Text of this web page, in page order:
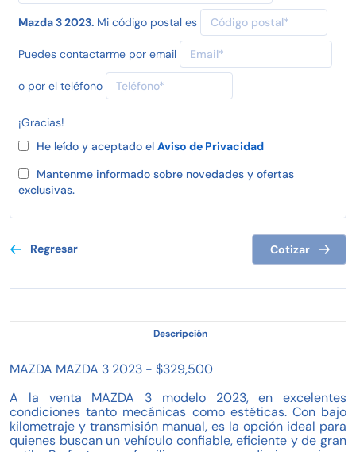
Mazda 3 2023. Mi código postal es
Puedes contactarme por email
o por el teléfono
¡Gracias!
He leído y aceptado el Aviso de Privacidad
Mantenme informado sobre novedades y ofertas
exclusivas.
Regresar Cotizar
Descripción
MAZDA MAZDA 3 2023 - $329,500
A la venta MAZDA 3 modelo 2023, en excelentes
condiciones tanto mecánicas como estéticas. Con bajo
kilometraje y transmisión manual, es la opción ideal para
quienes buscan un vehículo confiable, eficiente y de gran